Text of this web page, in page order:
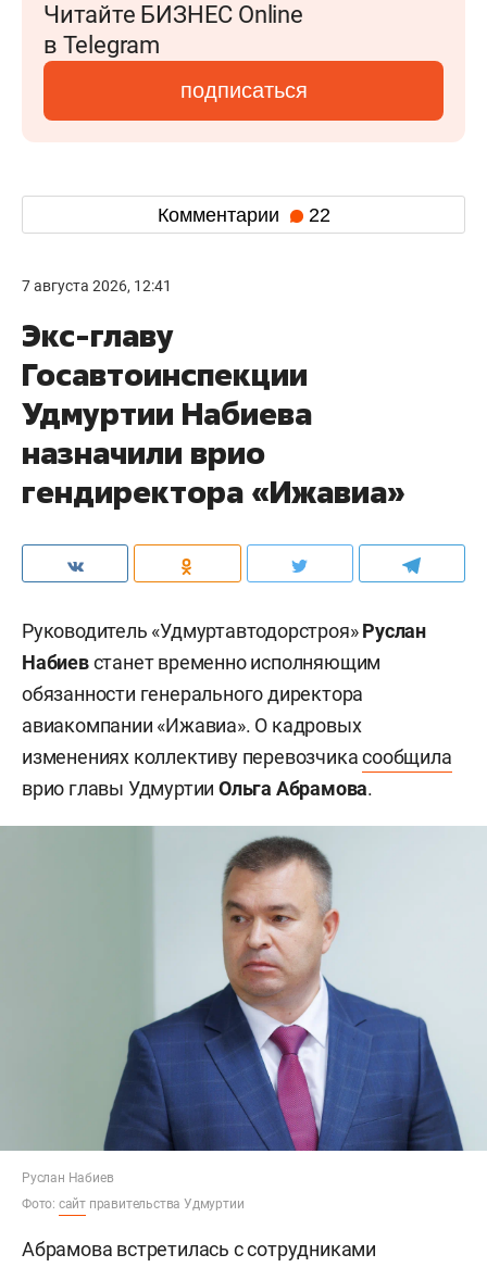
Читайте БИЗНЕС Online
в Telegram
подписаться
Комментарии 22
7 августа 2026, 12:41
Экс-главу
Госавтоинспекции
Удмуртии Набиева
назначили врио
гендиректора «Ижавиа»
Руководитель «Удмуртавтодорстроя»Руслан
Набиевстанет временно исполняющим
обязанности генерального директора
авиакомпании «Ижавиа». О кадровых
изменениях коллективу перевозчикасообщила
врио главы УдмуртииОльга Абрамова.
Руслан Набиев
Фото: сайт правительства Удмуртии
Абрамова встретилась с сотрудниками